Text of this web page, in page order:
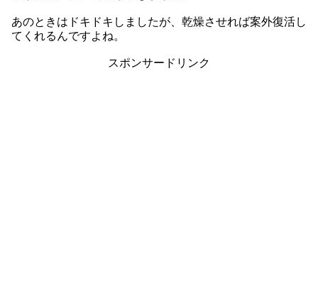
あのときはドキドキしましたが、乾燥させれば案外復活し
てくれるんですよね。
スポンサードリンク